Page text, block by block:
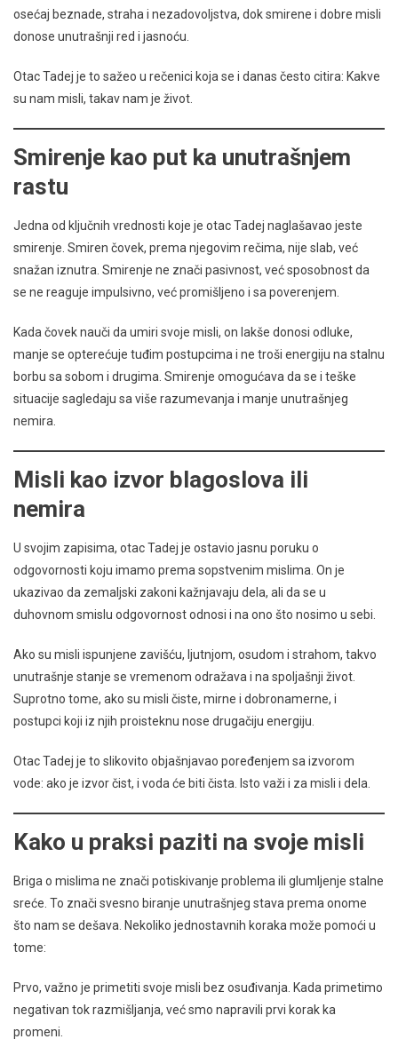
osećaj beznade, straha i nezadovoljstva, dok smirene i dobre misli
donose unutrašnji red i jasnoću.
Otac Tadej je to sažeo u rečenici koja se i danas često citira: Kakve
su nam misli, takav nam je život.
Smirenje kao put ka unutrašnjem
rastu
Jedna od ključnih vrednosti koje je otac Tadej naglašavao jeste
smirenje. Smiren čovek, prema njegovim rečima, nije slab, već
snažan iznutra. Smirenje ne znači pasivnost, već sposobnost da
se ne reaguje impulsivno, već promišljeno i sa poverenjem.
Kada čovek nauči da umiri svoje misli, on lakše donosi odluke,
manje se opterećuje tuđim postupcima i ne troši energiju na stalnu
borbu sa sobom i drugima. Smirenje omogućava da se i teške
situacije sagledaju sa više razumevanja i manje unutrašnjeg
nemira.
Misli kao izvor blagoslova ili
nemira
U svojim zapisima, otac Tadej je ostavio jasnu poruku o
odgovornosti koju imamo prema sopstvenim mislima. On je
ukazivao da zemaljski zakoni kažnjavaju dela, ali da se u
duhovnom smislu odgovornost odnosi i na ono što nosimo u sebi.
Ako su misli ispunjene zavišću, ljutnjom, osudom i strahom, takvo
unutrašnje stanje se vremenom odražava i na spoljašnji život.
Suprotno tome, ako su misli čiste, mirne i dobronamerne, i
postupci koji iz njih proisteknu nose drugačiju energiju.
Otac Tadej je to slikovito objašnjavao poređenjem sa izvorom
vode: ako je izvor čist, i voda će biti čista. Isto važi i za misli i dela.
Kako u praksi paziti na svoje misli
Briga o mislima ne znači potiskivanje problema ili glumljenje stalne
sreće. To znači svesno biranje unutrašnjeg stava prema onome
što nam se dešava. Nekoliko jednostavnih koraka može pomoći u
tome:
Prvo, važno je primetiti svoje misli bez osuđivanja. Kada primetimo
negativan tok razmišljanja, već smo napravili prvi korak ka
promeni.